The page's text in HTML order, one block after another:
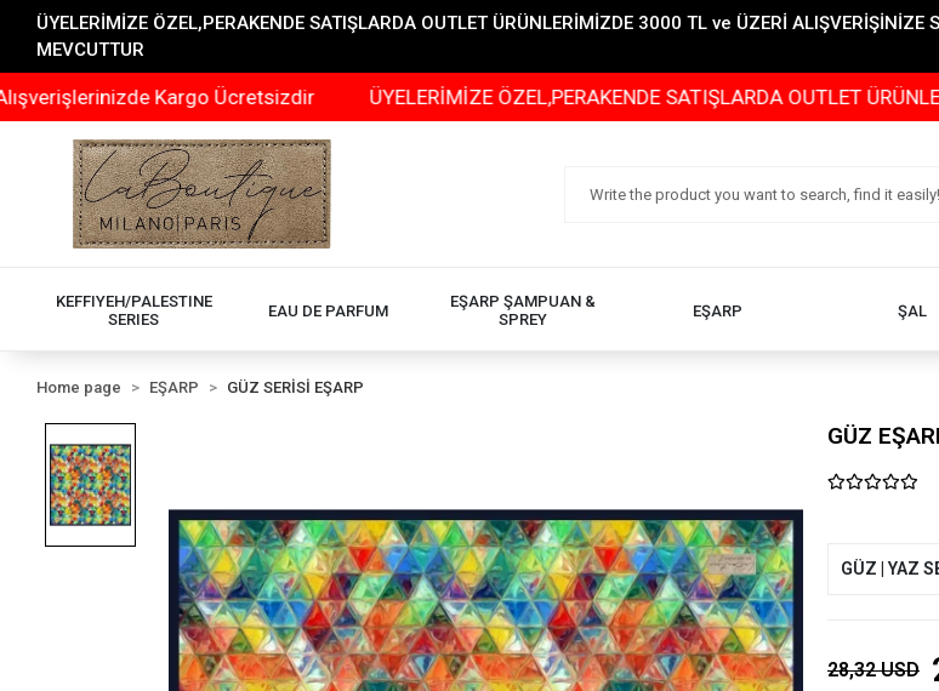
ÜYELERİMİZE ÖZEL,PERAKENDE SATIŞLARDA OUTLET ÜRÜNLERİMİZDE 3000 TL ve ÜZERİ
MEVCUTTUR
Kargo Ücretsizdir ÜYELERİMİZE ÖZEL,PERAKENDE SATIŞLARDA OUTLET
KEFFIYEH/PALESTINE
SERIES
EAU DE PARFUM
EŞARP ŞAMPUAN &
SPREY
EŞARP ŞAL
Home page EŞARP GÜZ SERİSİ EŞARP
GÜZ
GÜZ | YAZ
28,32 USD